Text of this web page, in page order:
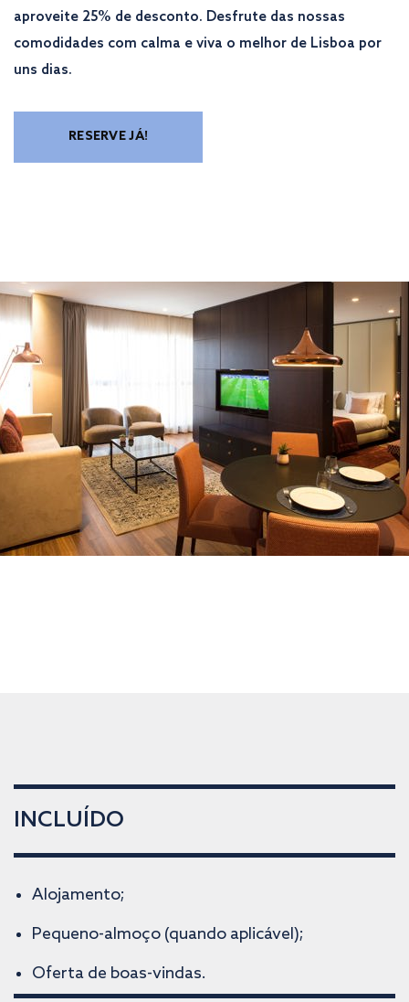
aproveite 25% de desconto. Desfrute das nossas
comodidades com calma e viva o melhor de Lisboa por
uns dias.
RESERVE JÁ!
INCLUÍDO
Alojamento;
Pequeno-almoço (quando aplicável);
Oferta de boas-vindas.